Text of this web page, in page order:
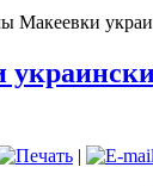
Макеевки
|